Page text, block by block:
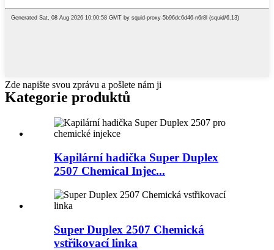
Zde napište svou zprávu a pošlete nám ji
Kategorie produktů
Kapilární hadička Super Duplex
2507 Chemical Injec...
Super Duplex 2507 Chemická
vstřikovací linka